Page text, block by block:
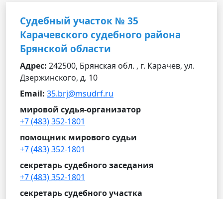
Судебный участок № 35
Карачевского судебного района
Брянской области
Адрес: 242500, Брянская обл. , г. Карачев, ул.
Дзержинского, д. 10
Email: 35.brj@msudrf.ru
мировой судья-организатор
+7 (483) 352-1801
помощник мирового судьи
+7 (483) 352-1801
секретарь судебного заседания
+7 (483) 352-1801
секретарь судебного участка